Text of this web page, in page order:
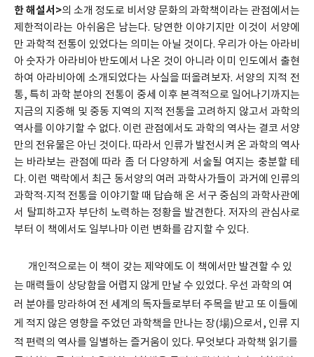
한 해설서>의 소개 정도로 비서양 문화의 과학책이라는 관점에서는
제한적이라는 아쉬움은 남는다. 당연한 이야기지만 이것이 서양에
만 과학적 전통이 있었다는 의미는 아닐 것이다. 우리가 아는 아라비
아 숫자가 아라비아 반도에서 나온 것이 아니라 이미 인도에서 출현
하여 아라비아에 소개되었다는 사실을 떠올려보자. 서양의 지적 전
통, 특히 과학 분야의 전통이 중세 이후 본격적으로 일어나기까지는
지금의 지중해 및 중동 지역의 지적 전통을 고려하지 않고서 과학의
역사를 이야기할 수 없다. 이런 관점에서도 과학의 역사는 결코 서양
만의 전유물은 아닌 것이다. 따라서 인류가 발전시켜 온 과학의 역사
는 바라보는 관점에 따라 좀 더 다양하게 서술될 여지는 충분할 테
다. 이런 맥락에서 최근 동서양의 여러 과학사가들이 과거에 인류의
과학적·지적 전통을 이야기할 때 답습해 온 서구 중심의 과학사관에
서 탈피하고자 부단히 노력하는 정황을 발견한다. 저자의 관심사로
부터 이 책에서도 일부나마 이런 변화를 감지할 수 있다.
개인적으로는 이 책이 갖는 제약에도 이 책에서만 발견할 수 있
는 매력들이 상당함을 어렵지 않게 만날 수 있었다. 우선 과학의 여
러 분야를 망라하여 전 세계의 독자들로부터 주목을 받고 또 이들에
게 적지 않은 영향을 주었던 과학책을 만나는 장(場)으로서, 인류 지
적 편력의 역사를 일별하는 즐거움이 있다. 무엇보다 과학책 읽기를